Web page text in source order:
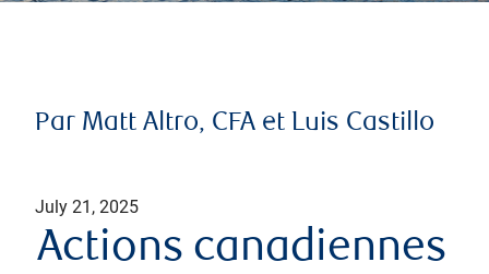
Par Matt Altro, CFA et Luis Castillo
July 21, 2025
Actions canadiennes